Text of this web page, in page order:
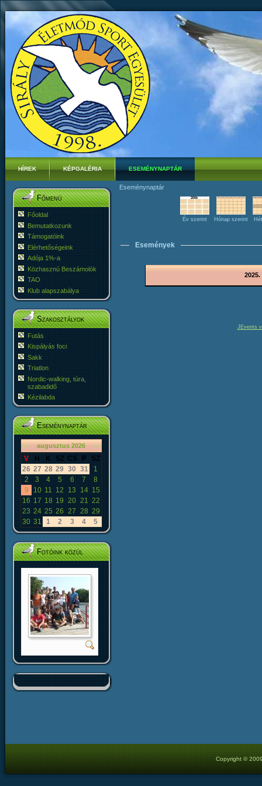
HÍREK KÉPGALÉRIA ESEMÉNYNAPTÁR
Főmenü
Főoldal
Bemutatkozunk
Támogatóink
Elérhetőségeink
Adója 1%-a
Közhasznú Beszámolók
TAO
Klub alapszabálya
Szakosztályok
Futás
Kispályás foci
Sakk
Triatlon
Nordic-walking, túra,
szabadidő
Kézilabda
Eseménynaptár
«< augusztus 2026 >»
V H K SZ CS P
SZ
26 27 28 29 30 31
1
2
3 4 5 6 7
8
9
10 11 12 13 14 15
16 17 18 19 20 21 22
23 24 25 26 27 28 29
30 31 1 2 3 4 5
Fotóink közül
Eseménynaptár
Év szerint Hónap szerint
Események
JEvents
Copyright ©